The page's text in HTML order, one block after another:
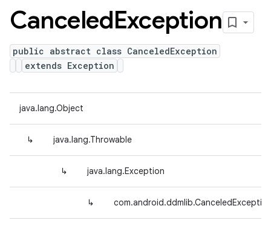
CanceledException
public abstract class CanceledException
extends Exception
java.lang.Object
↳ java.lang.Throwable
↳ java.lang.Exception
↳